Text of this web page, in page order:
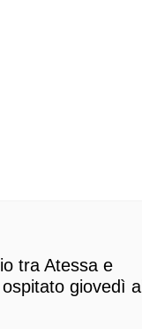
tra Atessa e
giovedì al